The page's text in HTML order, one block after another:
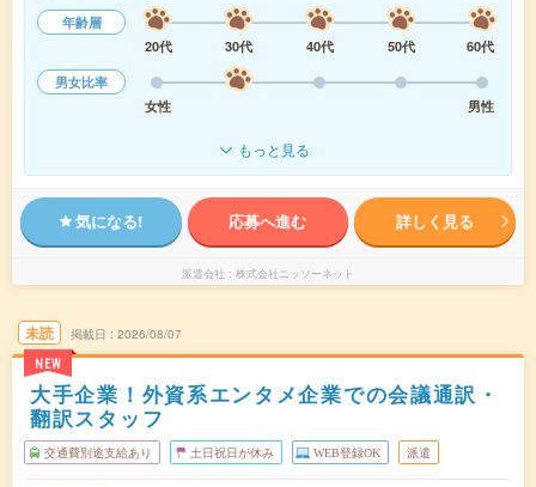
年齢層
20代
30代 40代 50代
60代
男女比率
女性
男性
もっと見る
気になる! 応募へ進む 詳しく見る
派遣会社 株式会社ニッソーネット
未読
NEW
掲載日 2026/08/07
大手企業！外資系エンタメ企業での会議通訳・
翻訳スタッフ
交通費別途支給あり 土日祝日が休み WEB登録OK 派遣